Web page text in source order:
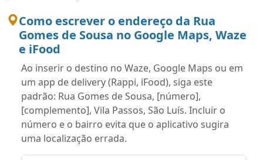
Como escrever o endereço da Rua
Gomes de Sousa no Google Maps, Waze
e iFood
Ao inserir o destino no Waze, Google Maps ou em
um app de delivery (Rappi, iFood), siga este
padrão: Rua Gomes de Sousa, [número],
[complemento], Vila Passos, São Luís. Incluir o
número e o bairro evita que o aplicativo sugira
uma localização errada.